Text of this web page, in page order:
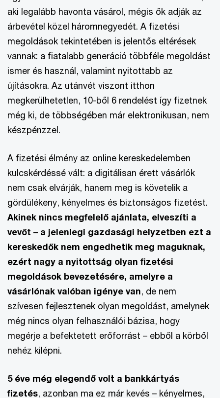
aki legalább havonta vásárol, mégis ők adják az
árbevétel közel háromnegyedét. A fizetési
megoldások tekintetében is jelentős eltérések
vannak: a fiatalabb generáció többféle megoldást
ismer és használ, valamint nyitottabb az
újításokra. Az utánvét viszont itthon
megkerülhetetlen, 10-ből 6 rendelést így fizetnek
még ki, de többségében már elektronikusan, nem
készpénzzel.
A fizetési élmény az online kereskedelemben
kulcskérdéssé vált: a digitálisan érett vásárlók
nem csak elvárják, hanem meg is követelik a
gördülékeny, kényelmes és biztonságos fizetést.
Akinek nincs megfelelő ajánlata, elveszíti a
vevőt – a jelenlegi gazdasági helyzetben ezt a
kereskedők nem engedhetik meg maguknak,
ezért nagy a nyitottság olyan fizetési
megoldások bevezetésére, amelyre a
vásárlónak valóban igénye van, de nem
szívesen fejlesztenek olyan megoldást, amelynek
még nincs olyan felhasználói bázisa, hogy
megérje a befektetett erőforrást – ebből a körből
nehéz kilépni.
5 éve még elegendő volt a bankkártyás
fizetés, azonban ma ez már kevés – kényelmes,